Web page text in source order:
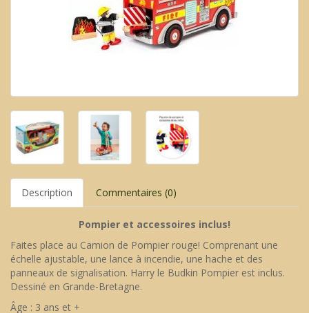
Description Commentaires (0)
Pompier et accessoires inclus!
Faites place au Camion de Pompier rouge! Comprenant une
échelle ajustable, une lance à incendie, une hache et des
panneaux de signalisation. Harry le Budkin Pompier est inclus.
Dessiné en Grande-Bretagne.
Âge : 3 ans et +